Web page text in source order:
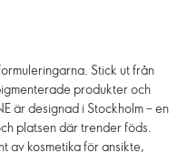
Stick ut från
produkter och
är designad i Stockholm – en
platsen där trender föds.
av kosmetika för ansikte,